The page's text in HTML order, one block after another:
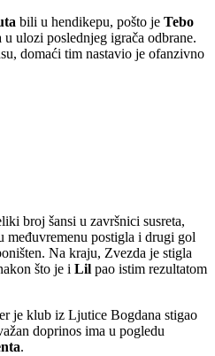
bili u hendikepu, pošto je Tebo
ulozi poslednjeg igrača odbrane.
domaći tim nastavio je ofanzivno
broj šansi u završnici susreta,
međuvremenu postigla i drugi gol
Na kraju, Zvezda je stigla
što je i Lil pao istim rezultatom
je klub iz Ljutice Bogdana stigao
doprinos ima u pogledu
.